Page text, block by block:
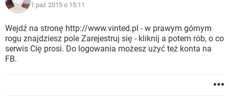
1 paź 2015 o 15:11
Wejdź na stronę http://www.vinted.pl - w prawym górnym
rogu znajdziesz pole Zarejestruj się - kliknij a potem rób, o co
serwis Cię prosi. Do logowania możesz użyć też konta na
FB.